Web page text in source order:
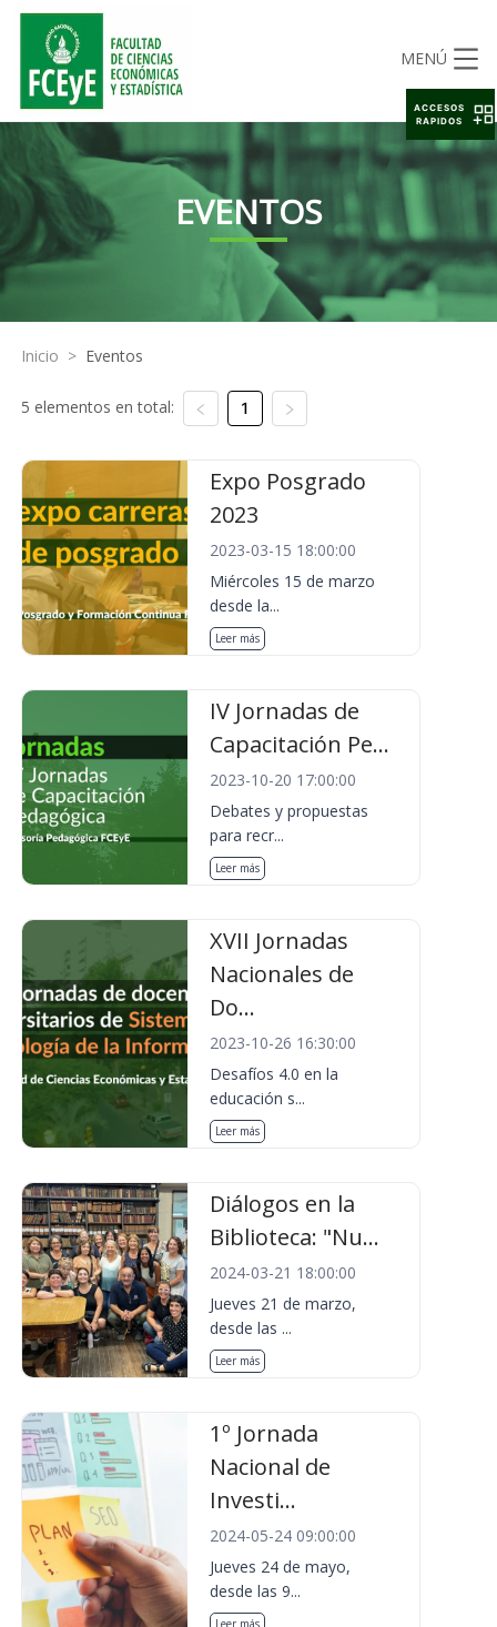
MENÚ
EVENTOS
Inicio > Eventos
5 elementos en total: 1
Expo Posgrado
2023
2023-03-15 18:00:00
Miércoles 15 de marzo
desde la...
Leer más
IV Jornadas de
Capacitación Pe...
2023-10-20 17:00:00
Debates y propuestas
para recr...
Leer más
XVII Jornadas
Nacionales de
Do...
2023-10-26 16:30:00
Desafíos 4.0 en la
educación s...
Leer más
Diálogos en la
Biblioteca: "Nu...
2024-03-21 18:00:00
Jueves 21 de marzo,
desde las ...
Leer más
1º Jornada
Nacional de
Investi...
2024-05-24 09:00:00
Jueves 24 de mayo,
desde las 9...
Leer más
ACCESOS
RAPIDOS